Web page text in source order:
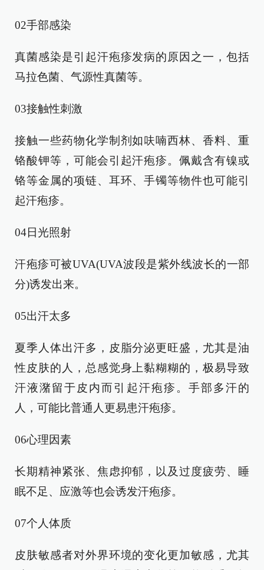
02手部感染
真菌感染是引起汗疱疹发病的原因之一，包括
马拉色菌、气源性真菌等。
03接触性刺激
接触一些药物化学制剂如呋喃西林、香料、重
铬酸钾等，可能会引起汗疱疹。佩戴含有镍或
铬等金属的项链、耳环、手镯等物件也可能引
起汗疱疹。
04日光照射
汗疱疹可被UVA(UVA波段是紫外线波长的一部
分)诱发出来。
05出汗太多
夏季人体出汗多，皮脂分泌更旺盛，尤其是油
性皮肤的人，总感觉身上黏糊糊的，极易导致
汗液潴留于皮内而引起汗疱疹。手部多汗的
人，可能比普通人更易患汗疱疹。
06心理因素
长期精神紧张、焦虑抑郁，以及过度疲劳、睡
眠不足、应激等也会诱发汗疱疹。
07个人体质
皮肤敏感者对外界环境的变化更加敏感，尤其